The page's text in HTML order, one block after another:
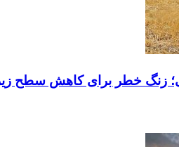
زنگ خطر برای کاهش سطح